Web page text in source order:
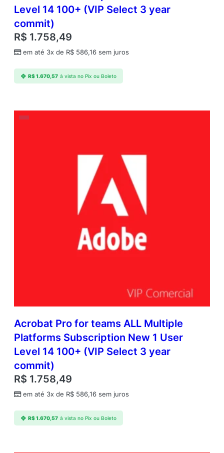
Level 14 100+ (VIP Select 3 year
commit)
R$ 1.758,49
em até 3x de R$ 586,16 sem juros
R$1.670,57 à vista no Pix ou Boleto
Acrobat Pro for teams ALL Multiple
Platforms Subscription New 1 User
Level 14 100+ (VIP Select 3 year
commit)
R$ 1.758,49
em até 3x de R$ 586,16 sem juros
R$1.670,57 à vista no Pix ou Boleto